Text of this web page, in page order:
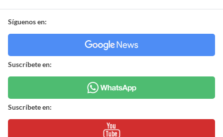
Síguenos en:
Suscríbete en:
Suscríbete en: